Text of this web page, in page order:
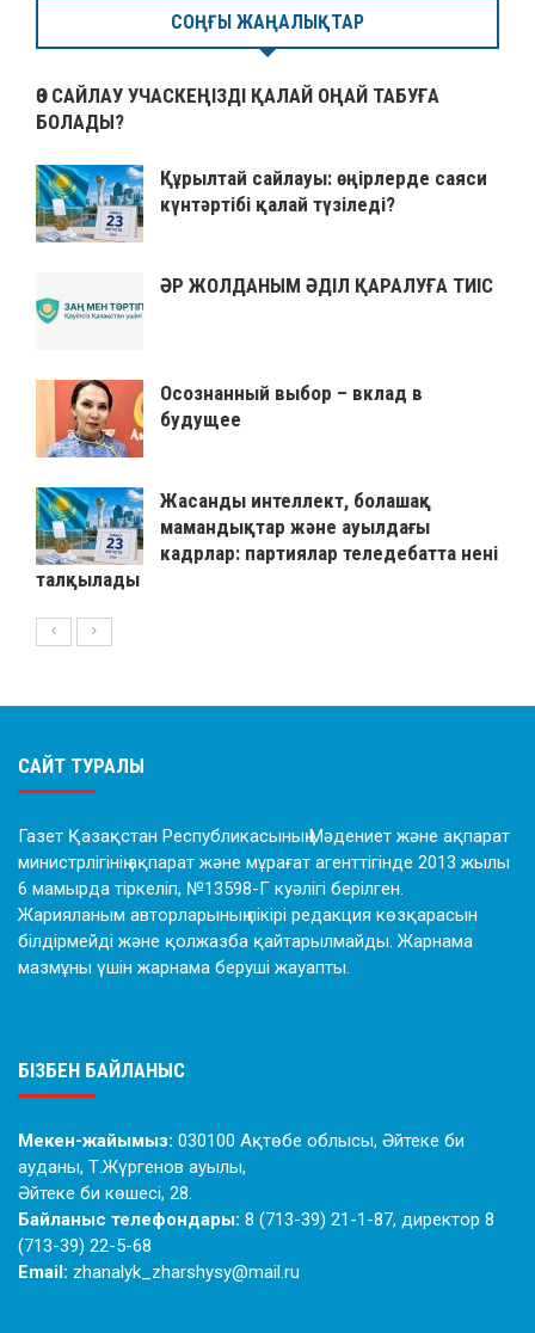
СОҢҒЫ ЖАҢАЛЫҚТАР
ӨЗ САЙЛАУ УЧАСКЕҢІЗДІ ҚАЛАЙ ОҢАЙ ТАБУҒА
БОЛАДЫ?
Құрылтай сайлауы: өңірлерде саяси
күнтәртібі қалай түзіледі?
ӘР ЖОЛДАНЫМ ӘДІЛ ҚАРАЛУҒА ТИІС
Осознанный выбор – вклад в
будущее
Жасанды интеллект, болашақ
мамандықтар және ауылдағы
кадрлар: партиялар теледебатта нені
талқылады
САЙТ ТУРАЛЫ
Газет Қазақстан Республикасының Мәдениет және ақпарат
министрлігінің ақпарат және мұрағат агенттігінде 2013 жылы
6 мамырда тіркеліп, №13598-Г куәлігі берілген.
Жарияланым авторларының пікірі редакция көзқарасын
білдірмейді және қолжазба қайтарылмайды. Жарнама
мазмұны үшін жарнама беруші жауапты.
БІЗБЕН БАЙЛАНЫС
Мекен-жайымыз: 030100 Ақтөбе облысы, Әйтеке би
ауданы, Т.Жүргенов ауылы,
Әйтеке би көшесі, 28.
Байланыс телефондары: 8 (713-39) 21-1-87, директор 8
(713-39) 22-5-68
Email: zhanalyk_zharshysy@mail.ru